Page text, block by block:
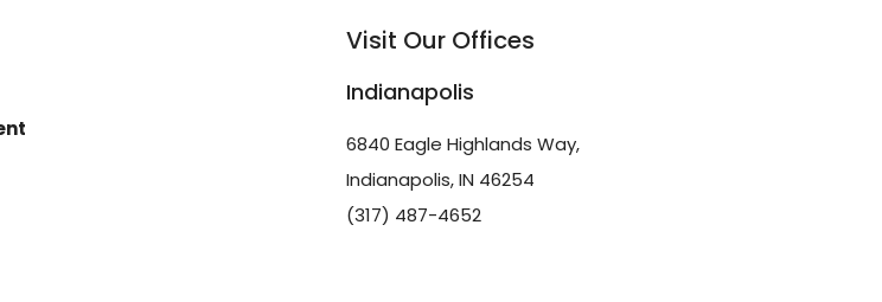
Visit Our Offices
Indianapolis
6840 Eagle Highlands Way,
Indianapolis, IN 46254
(317) 487-4652